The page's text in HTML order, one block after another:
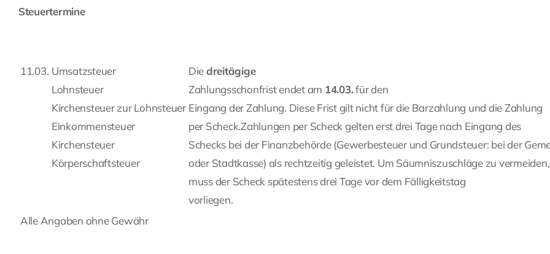
Steuertermine
11.03. Umsatzsteuer
Lohnsteuer
Kirchensteuer zur Lohnsteuer
Einkommensteuer
Kirchensteuer
Körperschaftsteuer
Diedreitägige
Zahlungsschonfrist endet am 14.03.für den
Eingang der Zahlung. Diese Frist gilt nicht für die Barzahlung und die Zahlung
per Scheck.Zahlungen per Scheck gelten erst drei Tage nach Eingang des
Schecks bei der Finanzbehörde (Gewerbesteuer und Grundsteuer: bei der
oder Stadtkasse) als rechtzeitig geleistet. Um Säumniszuschläge zu vermeiden,
muss der Scheck spätestens drei Tage vor dem Fälligkeitstag
vorliegen.
Alle Angaben ohne Gewähr